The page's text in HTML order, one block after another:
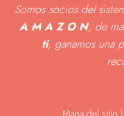
Somos socios del
A M A Z O N, de
ti, ganamos una
Mapa del sitio |